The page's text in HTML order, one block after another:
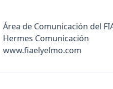
Área de Comunicación del
Hermes Comunicación
www.fiaelyelmo.com